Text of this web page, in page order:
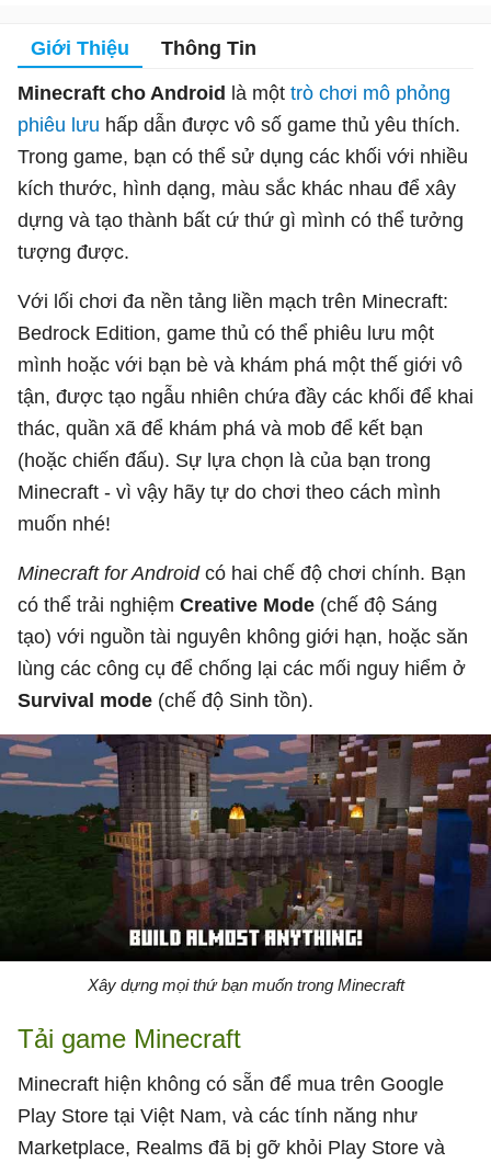
Giới Thiệu Thông Tin
Minecraft cho Android là một trò chơi mô phỏng
phiêu lưu hấp dẫn được vô số game thủ yêu thích.
Trong game, bạn có thể sử dụng các khối với nhiều
kích thước, hình dạng, màu sắc khác nhau để xây
dựng và tạo thành bất cứ thứ gì mình có thể tưởng
tượng được.
Với lối chơi đa nền tảng liền mạch trên Minecraft:
Bedrock Edition, game thủ có thể phiêu lưu một
mình hoặc với bạn bè và khám phá một thế giới vô
tận, được tạo ngẫu nhiên chứa đầy các khối để khai
thác, quần xã để khám phá và mob để kết bạn
(hoặc chiến đấu). Sự lựa chọn là của bạn trong
Minecraft - vì vậy hãy tự do chơi theo cách mình
muốn nhé!
Minecraft for Android có hai chế độ chơi chính. Bạn
có thể trải nghiệm Creative Mode (chế độ Sáng
tạo) với nguồn tài nguyên không giới hạn, hoặc săn
lùng các công cụ để chống lại các mối nguy hiểm ở
Survival mode (chế độ Sinh tồn).
Xây dựng mọi thứ bạn muốn trong Minecraft
Tải game Minecraft
Minecraft hiện không có sẵn để mua trên Google
Play Store tại Việt Nam, và các tính năng như
Marketplace, Realms đã bị gỡ khỏi Play Store và